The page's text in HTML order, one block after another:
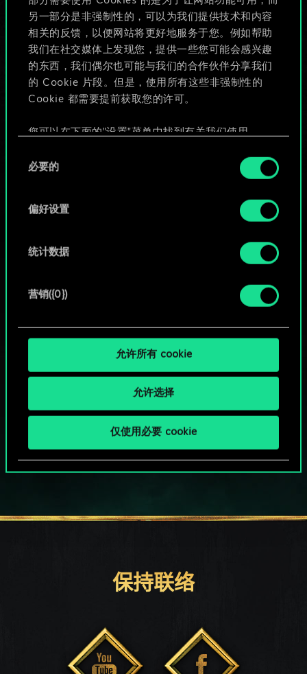
另一部分是非强制性的，可以为我们提供技术和内容
相关的反馈，以便网站将更好地服务于您。例如帮助
我们在社交媒体上发现您，提供一些您可能会感兴趣
的东西，我们偶尔也可能与我们的合作伙伴分享我们
的 Cookie 片段。但是，使用所有这些非强制性的
Cookie 都需要提前获取您的许可。
您可以在下面的"设置"菜单中找到有关我们使用
好。一旦您了解了其中的内容并准备好继续，请点
必要的
偏好设置
统计数据
营销({0})
允许所有 cookie
允许选择
仅使用必要 cookie
给牌组命名并撰写攻略
编辑牌组
或
浏览社区牌组
HOW ABOUT A ROUND OF GWENT?
PC端免费下载游玩
保持联络